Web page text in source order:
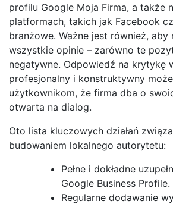
profilu Google Moja Firma, a także
platformach, takich jak Facebook
branżowe. Ważne jest również, aby
wszystkie opinie – zarówno te
negatywne. Odpowiedź na krytykę
profesjonalny i konstruktywny
użytkownikom, że firma dba o
otwarta na dialog.
Oto lista kluczowych działań
budowaniem lokalnego autorytetu:
Pełne i dokładne
Google Business Profile.
Regularne dodawanie